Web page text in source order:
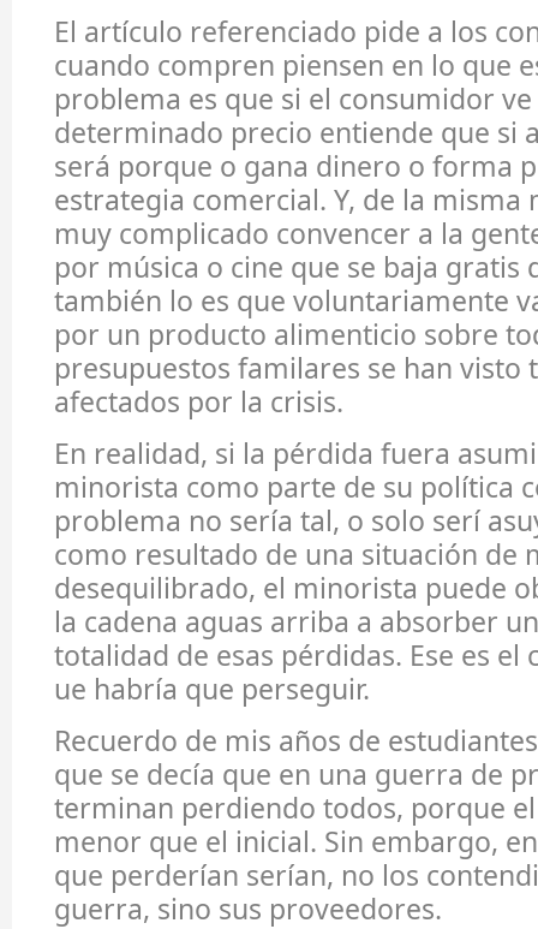
El artículo referenciado pide a los
cuando compren piensen en lo que
problema es que si el consumidor
determinado precio entiende que si
será porque o gana dinero o forma
estrategia comercial. Y, de la misma
muy complicado convencer a la
por música o cine que se baja gratis
también lo es que voluntariamente
por un producto alimenticio sobre
presupuestos familares se han
afectados por la crisis.
En realidad, si la pérdida fuera
minorista como parte de su política
problema no sería tal, o solo serí
como resultado de una situación de
desequilibrado, el minorista puede
la cadena aguas arriba a absorber
totalidad de esas pérdidas. Ese es
ue habría que perseguir.
Recuerdo de mis años de
que se decía que en una guerra de
terminan perdiendo todos, porque
menor que el inicial. Sin embargo,
que perderían serían, no los
guerra, sino sus proveedores.